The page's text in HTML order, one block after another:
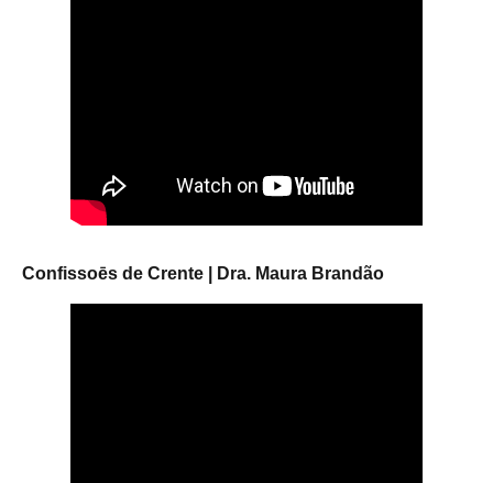
Confissoēs de Crente | Dra. Maura Brandão